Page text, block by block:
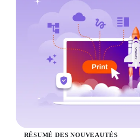
RÉSUMÉ DES NOUVEAUTÉS